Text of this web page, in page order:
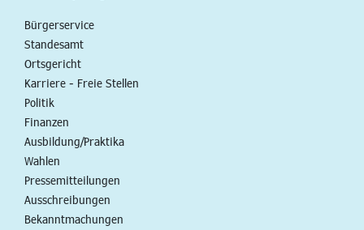
Bürgerservice
Standesamt
Ortsgericht
Karriere - Freie Stellen
Politik
Finanzen
Ausbildung/Praktika
Wahlen
Pressemitteilungen
Ausschreibungen
Bekanntmachungen